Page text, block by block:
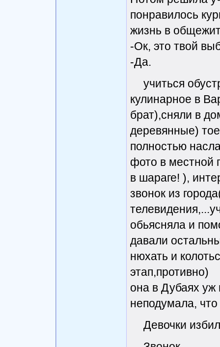
понравилось
жизнь в
-Ок, это твой
-Да.
учиться
кулинарное в
брат),сняли в
деревянные)
полностью
фото в местной
в шараге! ),
звонок из
обьясняла и
давали
нюхать и
этап,противно)
она в Дубаях уж
неподумала,
Девочки